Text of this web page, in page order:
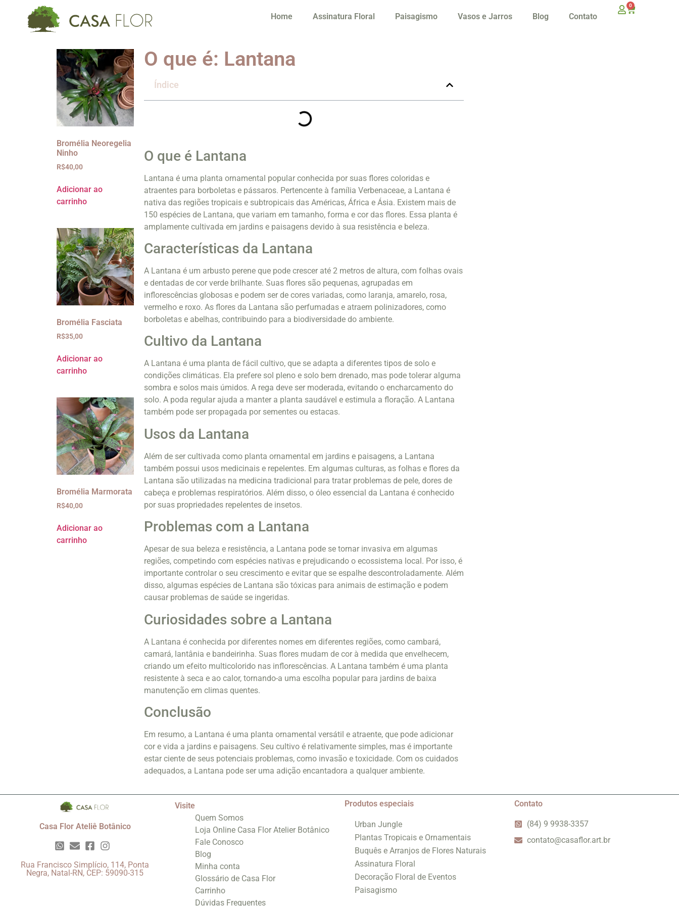
Home Assinatura Floral Paisagismo Vasos e Jarros Blog Contato
0
Bromélia Neoregelia
Ninho
R$40,00
Adicionar ao
carrinho
Bromélia Fasciata
R$35,00
Adicionar ao
carrinho
Bromélia Marmorata
R$40,00
Adicionar ao
carrinho
O que é: Lantana
Índice
O que é Lantana
Lantana é uma planta ornamental popular conhecida por suas flores coloridas e
atraentes para borboletas e pássaros. Pertencente à família Verbenaceae, a Lantana é
nativa das regiões tropicais e subtropicais das Américas, África e Ásia. Existem mais de
150 espécies de Lantana, que variam em tamanho, forma e cor das flores. Essa planta é
amplamente cultivada em jardins e paisagens devido à sua resistência e beleza.
Características da Lantana
A Lantana é um arbusto perene que pode crescer até 2 metros de altura, com folhas ovais
e dentadas de cor verde brilhante. Suas flores são pequenas, agrupadas em
inflorescências globosas e podem ser de cores variadas, como laranja, amarelo, rosa,
vermelho e roxo. As flores da Lantana são perfumadas e atraem polinizadores, como
borboletas e abelhas, contribuindo para a biodiversidade do ambiente.
Cultivo da Lantana
A Lantana é uma planta de fácil cultivo, que se adapta a diferentes tipos de solo e
condições climáticas. Ela prefere sol pleno e solo bem drenado, mas pode tolerar alguma
sombra e solos mais úmidos. A rega deve ser moderada, evitando o encharcamento do
solo. A poda regular ajuda a manter a planta saudável e estimula a floração. A Lantana
também pode ser propagada por sementes ou estacas.
Usos da Lantana
Além de ser cultivada como planta ornamental em jardins e paisagens, a Lantana
também possui usos medicinais e repelentes. Em algumas culturas, as folhas e flores da
Lantana são utilizadas na medicina tradicional para tratar problemas de pele, dores de
cabeça e problemas respiratórios. Além disso, o óleo essencial da Lantana é conhecido
por suas propriedades repelentes de insetos.
Problemas com a Lantana
Apesar de sua beleza e resistência, a Lantana pode se tornar invasiva em algumas
regiões, competindo com espécies nativas e prejudicando o ecossistema local. Por isso, é
importante controlar o seu crescimento e evitar que se espalhe descontroladamente. Além
disso, algumas espécies de Lantana são tóxicas para animais de estimação e podem
causar problemas de saúde se ingeridas.
Curiosidades sobre a Lantana
A Lantana é conhecida por diferentes nomes em diferentes regiões, como cambará,
camará, lantânia e bandeirinha. Suas flores mudam de cor à medida que envelhecem,
criando um efeito multicolorido nas inflorescências. A Lantana também é uma planta
resistente à seca e ao calor, tornando-a uma escolha popular para jardins de baixa
manutenção em climas quentes.
Conclusão
Em resumo, a Lantana é uma planta ornamental versátil e atraente, que pode adicionar
cor e vida a jardins e paisagens. Seu cultivo é relativamente simples, mas é importante
estar ciente de seus potenciais problemas, como invasão e toxicidade. Com os cuidados
adequados, a Lantana pode ser uma adição encantadora a qualquer ambiente.
Casa Flor Ateliê Botânico
Rua Francisco Simplício, 114, Ponta
Negra, Natal-RN, CEP: 59090-315
Visite
Quem Somos
Loja Online Casa Flor Atelier Botânico
Fale Conosco
Blog
Minha conta
Glossário de Casa Flor
Carrinho
Dúvidas Frequentes
Produtos especiais
Urban Jungle
Plantas Tropicais e Ornamentais
Buquês e Arranjos de Flores Naturais
Assinatura Floral
Decoração Floral de Eventos
Paisagismo
Contato
(84) 9 9938-3357
contato@casaflor.art.br